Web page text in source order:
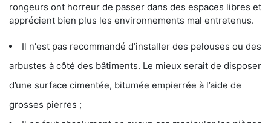
rongeurs ont horreur de passer dans des espaces libres et
apprécient bien plus les environnements mal entretenus.
Il n'est pas recommandé d’installer des pelouses ou des
arbustes à côté des bâtiments. Le mieux serait de disposer
d’une surface cimentée, bitumée empierrée à l’aide de
grosses pierres ;